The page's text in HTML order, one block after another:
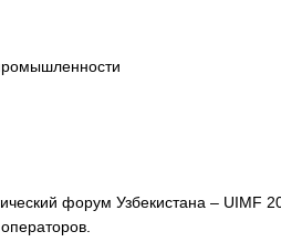
форум Узбекистана – UIMF